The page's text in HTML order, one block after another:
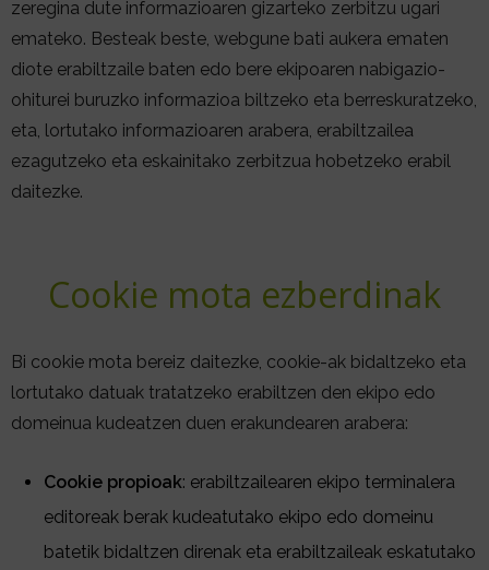
zeregina dute informazioaren gizarteko zerbitzu ugari
emateko. Besteak beste, webgune bati aukera ematen
diote erabiltzaile baten edo bere ekipoaren nabigazio-
ohiturei buruzko informazioa biltzeko eta berreskuratzeko,
eta, lortutako informazioaren arabera, erabiltzailea
ezagutzeko eta eskainitako zerbitzua hobetzeko erabil
daitezke.
Cookie mota ezberdinak
Bi cookie mota bereiz daitezke, cookie-ak bidaltzeko eta
lortutako datuak tratatzeko erabiltzen den ekipo edo
domeinua kudeatzen duen erakundearen arabera:
Cookie propioak: erabiltzailearen ekipo terminalera
editoreak berak kudeatutako ekipo edo domeinu
batetik bidaltzen direnak eta erabiltzaileak eskatutako